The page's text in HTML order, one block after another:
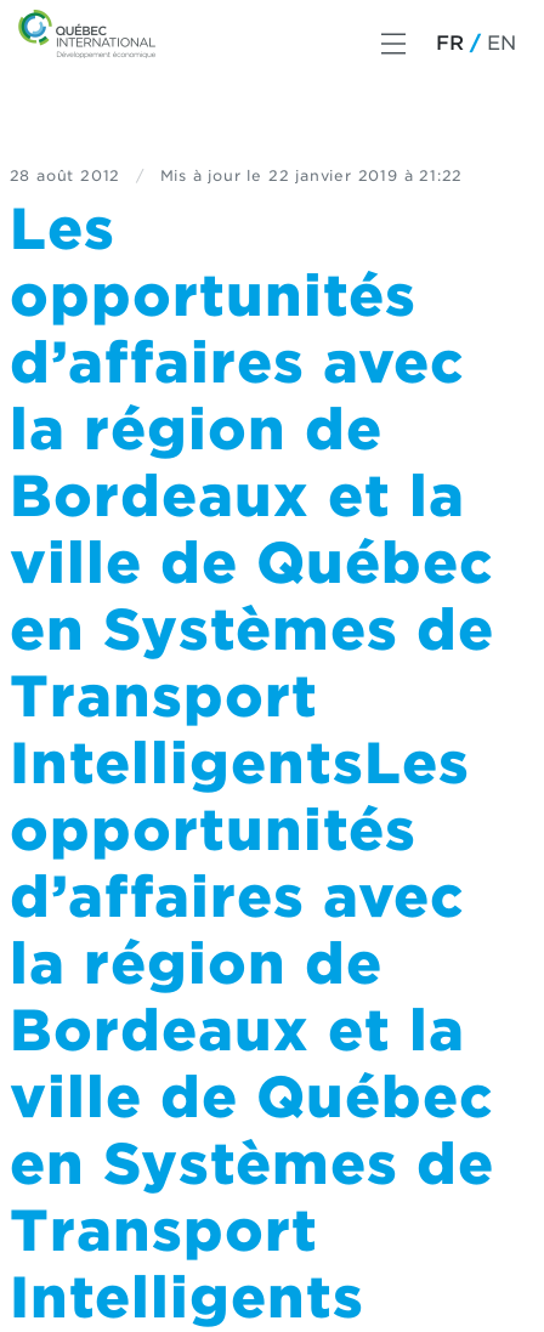
FR EN
28 août 2012 / Mis à jour le 22 janvier 2019 à 21:22
Les
opportunités
d’affaires avec
la région de
Bordeaux et la
ville de Québec
en Systèmes de
Transport
IntelligentsLes
opportunités
d’affaires avec
la région de
Bordeaux et la
ville de Québec
en Systèmes de
Transport
Intelligents